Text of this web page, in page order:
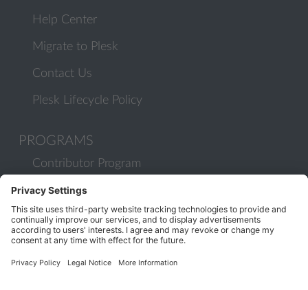
Help Center
Migrate to Plesk
Contact Us
Plesk Lifecycle Policy
PROGRAMS
Contributor Program
Partner Program
COMMUNITY